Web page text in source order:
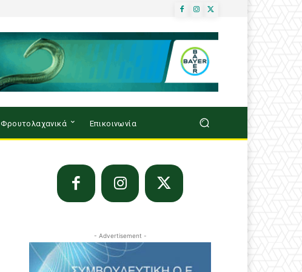
Φρουτολαχανικά Επικοινωνία
- Advertisement -